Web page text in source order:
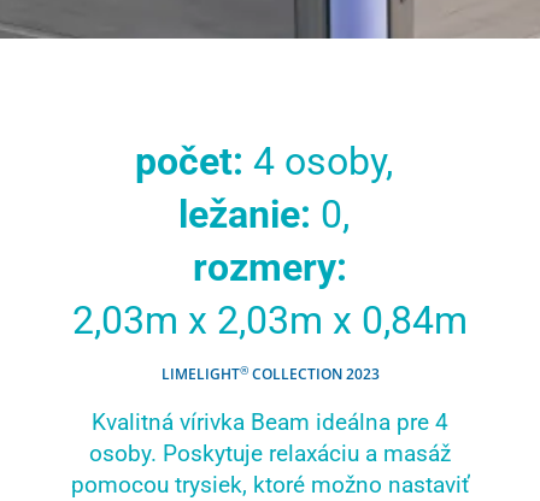
počet: 4 osoby,
ležanie: 0,
rozmery:
2,03m x 2,03m x 0,84m
LIMELIGHT®COLLECTION 2023
Kvalitná vírivka Beam ideálna pre 4
osoby. Poskytuje relaxáciu a masáž
pomocou trysiek, ktoré možno nastaviť